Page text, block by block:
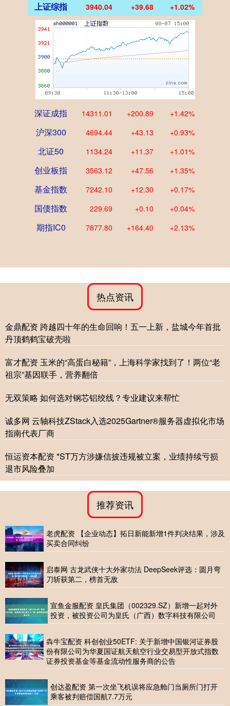
上证综指 3940.04 +39.68 +1.02%
深证成指 14311.01 +200.89 +1.42%
沪深300 4694.44 +43.13 +0.93%
北证50 1134.24 +11.37 +1.01%
创业板指 3563.12 +47.56 +1.35%
基金指数 7242.10 +12.30 +0.17%
国债指数 229.69 +0.10 +0.04%
期指IC0 7877.80 +164.40 +2.13%
热点资讯
金鼎配资 跨越四十年的生命回响！五一上新，盐城今年首批
丹顶鹤鹤宝破壳啦
富才配资 玉米的“高蛋白秘籍”，上海科学家找到了！两位“老
祖宗”基因联手，营养翻倍
无双策略 如何选对钢芯铝绞线？专业建议来帮忙
诚多网 云轴科技ZStack入选2025Gartner®服务器虚拟化市场
指南代表厂商
恒运资本配资 *ST万方涉嫌信披违规被立案，业绩持续亏损
退市风险叠加
推荐资讯
老虎配资 【企业动态】拓日新能新增1件判决结果，涉及
买卖合同纠纷
启泰网 古龙武侠十大外家功法 DeepSeek评选：圆月弯
刀斩获第二，榜首无敌
宣鱼金服配资 皇氏集团（002329.SZ）新增一起对外
投资，被投资公司为皇氏（广西）数字科技有限公司
犇牛宝配资 科创创业50ETF: 关于新增中国银河证券股
份有限公司为华夏国证航天航空行业交易型开放式指数
证券投资基金等基金流动性服务商的公告
创达盈配资 第一次坐飞机误将应急舱门当厕所门打开
乘客被判赔偿国航7.7万元